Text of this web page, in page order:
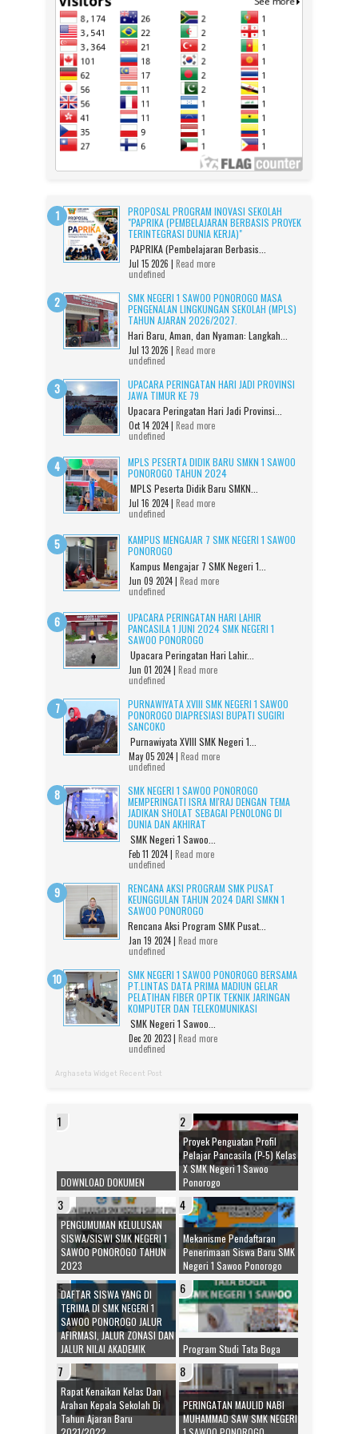
PROPOSAL PROGRAM INOVASI SEKOLAH
"PAPRIKA (PEMBELAJARAN BERBASIS PROYEK
TERINTEGRASI DUNIA KERJA)"
PAPRIKA (Pembelajaran Berbasis...
Jul 15 2026 | Read more
undefined
SMK NEGERI 1 SAWOO PONOROGO MASA
PENGENALAN LINGKUNGAN SEKOLAH (MPLS)
TAHUN AJARAN 2026/2027.
Hari Baru, Aman, dan Nyaman: Langkah...
Jul 13 2026 | Read more
undefined
UPACARA PERINGATAN HARI JADI PROVINSI
JAWA TIMUR KE 79
Upacara Peringatan Hari Jadi Provinsi...
Oct 14 2024 | Read more
undefined
MPLS PESERTA DIDIK BARU SMKN 1 SAWOO
PONOROGO TAHUN 2024
MPLS Peserta Didik Baru SMKN...
Jul 16 2024 | Read more
undefined
KAMPUS MENGAJAR 7 SMK NEGERI 1 SAWOO
PONOROGO
Kampus Mengajar 7 SMK Negeri 1...
Jun 09 2024 | Read more
undefined
UPACARA PERINGATAN HARI LAHIR
PANCASILA 1 JUNI 2024 SMK NEGERI 1
SAWOO PONOROGO
Upacara Peringatan Hari Lahir...
Jun 01 2024 | Read more
undefined
PURNAWIYATA XVIII SMK NEGERI 1 SAWOO
PONOROGO DIAPRESIASI BUPATI SUGIRI
SANCOKO
Purnawiyata XVIII SMK Negeri 1...
May 05 2024 | Read more
undefined
SMK NEGERI 1 SAWOO PONOROGO
MEMPERINGATI ISRA MI'RAJ DENGAN TEMA
JADIKAN SHOLAT SEBAGAI PENOLONG DI
DUNIA DAN AKHIRAT
SMK Negeri 1 Sawoo...
Feb 11 2024 | Read more
undefined
RENCANA AKSI PROGRAM SMK PUSAT
KEUNGGULAN TAHUN 2024 DARI SMKN 1
SAWOO PONOROGO
Rencana Aksi Program SMK Pusat...
Jan 19 2024 | Read more
undefined
SMK NEGERI 1 SAWOO PONOROGO BERSAMA
PT.LINTAS DATA PRIMA MADIUN GELAR
PELATIHAN FIBER OPTIK TEKNIK JARINGAN
KOMPUTER DAN TELEKOMUNIKASI
SMK Negeri 1 Sawoo...
Dec 20 2023 | Read more
undefined
Arghaseta Widget Recent Post
DOWNLOAD DOKUMEN
Proyek Penguatan Profil
Pelajar Pancasila (P-5) Kelas
X SMK Negeri 1 Sawoo
Ponorogo
PENGUMUMAN KELULUSAN
SISWA/SISWI SMK NEGERI 1
SAWOO PONOROGO TAHUN
2023
Mekanisme Pendaftaran
Penerimaan Siswa Baru SMK
Negeri 1 Sawoo Ponorogo
DAFTAR SISWA YANG DI
TERIMA DI SMK NEGERI 1
SAWOO PONOROGO JALUR
AFIRMASI, JALUR ZONASI DAN
JALUR NILAI AKADEMIK
Program Studi Tata Boga
Rapat Kenaikan Kelas Dan
Arahan Kepala Sekolah Di
Tahun Ajaran Baru
PERINGATAN MAULID NABI
MUHAMMAD SAW SMK NEGERI